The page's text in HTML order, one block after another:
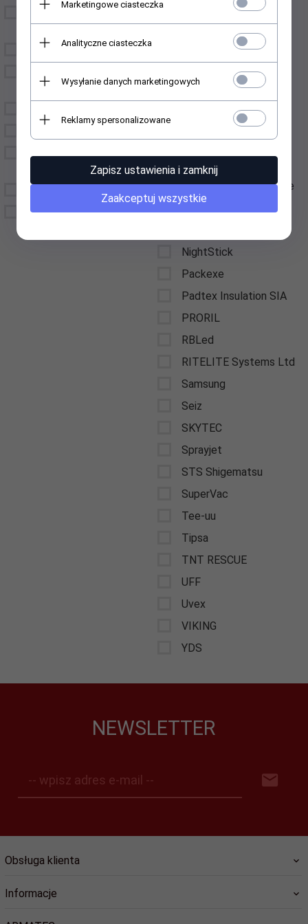
Środki do prania i
dekontaminacji
Mobilna stacja higieny
strażackie
PREZENTOWE
OUTLET
Suche skafandry
Haidl Products
Iconos
Inforest Iberica SL
JOLLY
KTH
Lavese Mobile Hygiene
NightStick
Packexe
Padtex Insulation SIA
PRORIL
RBLed
RITELITE Systems Ltd
Samsung
Seiz
SKYTEC
Sprayjet
STS Shigematsu
SuperVac
Tee-uu
Tipsa
TNT RESCUE
UFF
Uvex
VIKING
YDS
NEWSLETTER
-- wpisz adres e-mail --
Obsługa klienta
Informacje
Marketingowe ciasteczka
Analityczne ciasteczka
Wysyłanie danych marketingowych
Reklamy spersonalizowane
Zapisz ustawienia i zamknij
Zaakceptuj wszystkie